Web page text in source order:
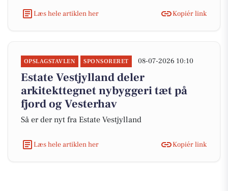
Læs hele artiklen her Kopiér link
OPSLAGSTAVLEN SPONSORERET 08-07-2026 10:10
Estate Vestjylland deler
arkitekttegnet nybyggeri tæt på
fjord og Vesterhav
Så er der nyt fra Estate Vestjylland
Læs hele artiklen her Kopiér link